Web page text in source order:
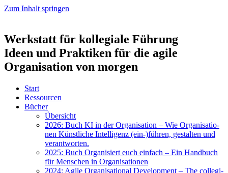
Zum Inhalt springen
Werkstatt für kollegiale Führung
Ideen und Praktiken für die agile
Organisation von morgen
Start
Res­sour­cen
Bücher
Über­sicht
2026: Buch KI in der Orga­ni­sa­ti­on – Wie Orga­ni­sa­tio­
nen Künst­li­che Intel­li­genz (ein-)führen, gestal­ten und
ver­ant­wor­ten.
2025: Buch Orga­ni­siert euch ein­fach – Ein Hand­buch
für Men­schen in Orga­ni­sa­tio­nen
2024: Agi­le Orga­ni­sa­tio­nal Deve­lo­p­ment – The col­le­gi­